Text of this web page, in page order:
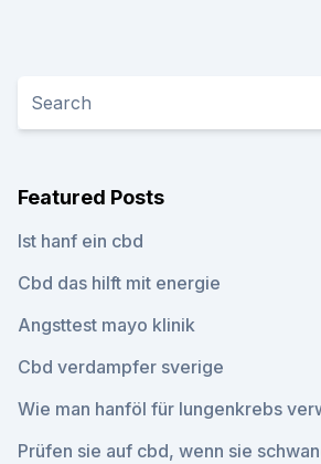
Featured Posts
Ist hanf ein cbd
Cbd das hilft mit energie
Angsttest mayo klinik
Cbd verdampfer sverige
Wie man hanföl für lungenkrebs
Prüfen sie auf cbd, wenn sie